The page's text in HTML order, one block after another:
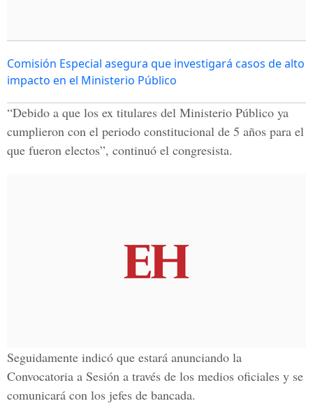
Comisión Especial asegura que investigará casos de alto
impacto en el Ministerio Público
“Debido a que los ex titulares del Ministerio Público ya
cumplieron con el periodo constitucional de 5 años para el
que fueron electos”, continuó el congresista.
Seguidamente indicó que estará anunciando la
Convocatoria a Sesión a través de los medios oficiales y se
comunicará con los jefes de bancada.